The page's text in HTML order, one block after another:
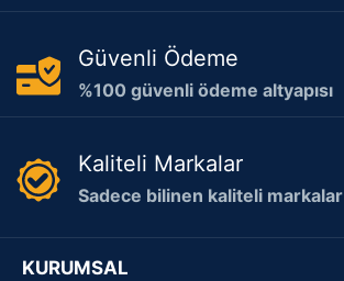
Güvenli Ödeme
%100 güvenli ödeme altyapısı
Kaliteli Markalar
Sadece bilinen kaliteli markalar
KURUMSAL